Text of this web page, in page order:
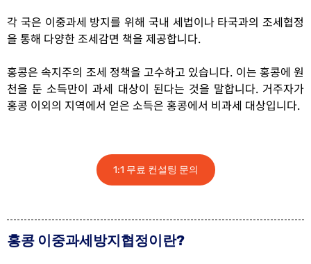
각 국은 이중과세 방지를 위해 국내 세법이나 타국과의 조세협정
을 통해 다양한 조세감면 책을 제공합니다.
홍콩은 속지주의 조세 정책을 고수하고 있습니다. 이는 홍콩에 원
천을 둔 소득만이 과세 대상이 된다는 것을 말합니다. 거주자가
홍콩 이외의 지역에서 얻은 소득은 홍콩에서 비과세 대상입니다.
1:1 무료 컨설팅 문의
홍콩 이중과세방지협정이란?